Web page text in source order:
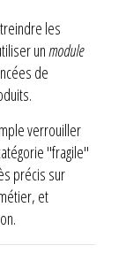
les
un module
de
verrouiller
"fragile"
précis sur
et